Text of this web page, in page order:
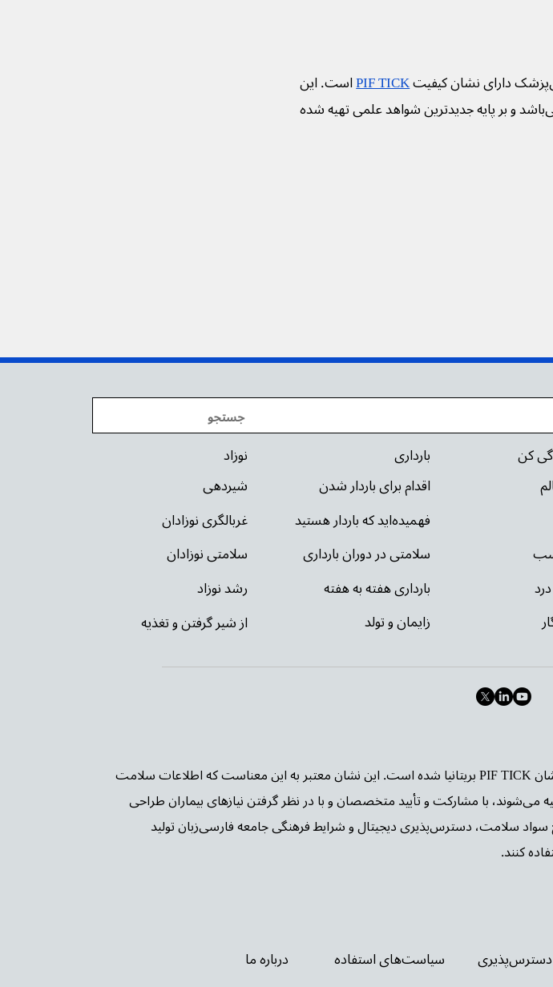
دارای نشان کیفیتPIF TICKاست. این
و بر پایه جدیدترین شواهد علمی تهیه شده
وب‌سایت «دیجی‌پزشک» موفق به دریافت نشان PIF TICK بریتانیا شده است. این نشان معتبر به این معناست که اطلاعات سلامت
می‌شوند، با مشارکت و تأیید متخصصان و با در نظر گرفتن نیازهای بیماران طراحی
سواد سلامت، دسترس‌پذیری دیجیتال و شرایط فرهنگی جامعه فارسی‌زبان تولید
کنند.
دسترس‌پذیری درباره ما سیاست‌های استفاده
نوزاد
شیردهی
غربالگری نوزادان
سلامتی نوزادان
رشد نوزاد
از شیر گرفتن و تغذیه
بارداری
اقدام برای باردار شدن
فهمیده‌اید که باردار هستید
سلامتی در دوران بارداری
بارداری هفته به هفته
زایمان و تولد
کن